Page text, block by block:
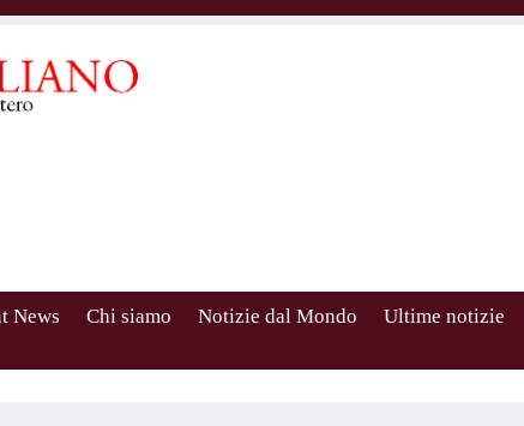
News Chi siamo Notizie dal Mondo Ultime notizie